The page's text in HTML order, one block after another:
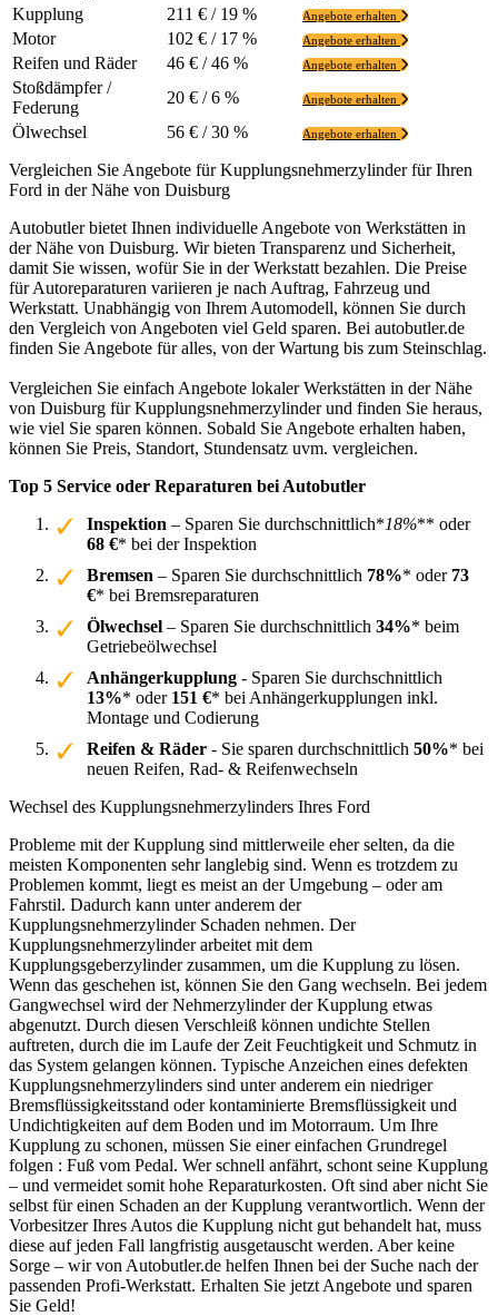
Kupplung 211 € / 19 % Angebote erhalten
Motor 102 € / 17 % Angebote erhalten
Reifen und Räder 46 € / 46 % Angebote erhalten
Stoßdämpfer /
Federung
20 € / 6 % Angebote erhalten
Ölwechsel 56 € / 30 % Angebote erhalten
Vergleichen Sie Angebote für Kupplungsnehmerzylinder für Ihren
Ford in der Nähe von Duisburg
Autobutler bietet Ihnen individuelle Angebote von Werkstätten in
der Nähe von Duisburg. Wir bieten Transparenz und Sicherheit,
damit Sie wissen, wofür Sie in der Werkstatt bezahlen. Die Preise
für Autoreparaturen variieren je nach Auftrag, Fahrzeug und
Werkstatt. Unabhängig von Ihrem Automodell, können Sie durch
den Vergleich von Angeboten viel Geld sparen. Bei autobutler.de
finden Sie Angebote für alles, von der Wartung bis zum Steinschlag.
Vergleichen Sie einfach Angebote lokaler Werkstätten in der Nähe
von Duisburg für Kupplungsnehmerzylinder und finden Sie heraus,
wie viel Sie sparen können. Sobald Sie Angebote erhalten haben,
können Sie Preis, Standort, Stundensatz uvm. vergleichen.
Top 5 Service oder Reparaturen bei Autobutler
Inspektion – Sparen Sie durchschnittlich*18%** oder
68 €* bei der Inspektion
Bremsen – Sparen Sie durchschnittlich 78%* oder 73
€* bei Bremsreparaturen
Ölwechsel – Sparen Sie durchschnittlich 34%* beim
Getriebeölwechsel
Anhängerkupplung - Sparen Sie durchschnittlich
13%* oder 151 €* bei Anhängerkupplungen inkl.
Montage und Codierung
Reifen & Räder - Sie sparen durchschnittlich 50%* bei
neuen Reifen, Rad- & Reifenwechseln
Wechsel des Kupplungsnehmerzylinders Ihres Ford
Probleme mit der Kupplung sind mittlerweile eher selten, da die
meisten Komponenten sehr langlebig sind. Wenn es trotzdem zu
Problemen kommt, liegt es meist an der Umgebung – oder am
Fahrstil. Dadurch kann unter anderem der
Kupplungsnehmerzylinder Schaden nehmen. Der
Kupplungsnehmerzylinder arbeitet mit dem
Kupplungsgeberzylinder zusammen, um die Kupplung zu lösen.
Wenn das geschehen ist, können Sie den Gang wechseln. Bei jedem
Gangwechsel wird der Nehmerzylinder der Kupplung etwas
abgenutzt. Durch diesen Verschleiß können undichte Stellen
auftreten, durch die im Laufe der Zeit Feuchtigkeit und Schmutz in
das System gelangen können. Typische Anzeichen eines defekten
Kupplungsnehmerzylinders sind unter anderem ein niedriger
Bremsflüssigkeitsstand oder kontaminierte Bremsflüssigkeit und
Undichtigkeiten auf dem Boden und im Motorraum. Um Ihre
Kupplung zu schonen, müssen Sie einer einfachen Grundregel
folgen : Fuß vom Pedal. Wer schnell anfährt, schont seine Kupplung
– und vermeidet somit hohe Reparaturkosten. Oft sind aber nicht Sie
selbst für einen Schaden an der Kupplung verantwortlich. Wenn der
Vorbesitzer Ihres Autos die Kupplung nicht gut behandelt hat, muss
diese auf jeden Fall langfristig ausgetauscht werden. Aber keine
Sorge – wir von Autobutler.de helfen Ihnen bei der Suche nach der
passenden Profi-Werkstatt. Erhalten Sie jetzt Angebote und sparen
Sie Geld!